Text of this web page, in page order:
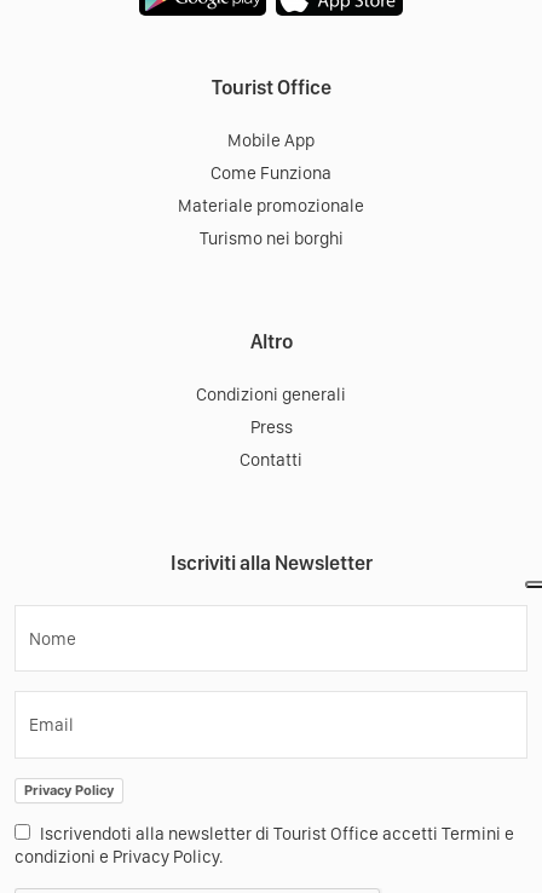
Tourist Office
Mobile App
Come Funziona
Materiale promozionale
Turismo nei borghi
Altro
Condizioni generali
Press
Contatti
Iscriviti alla Newsletter
Nome
Email
Privacy Policy
Iscrivendoti alla newsletter di Tourist Office accetti Termini e
condizioni e Privacy Policy.